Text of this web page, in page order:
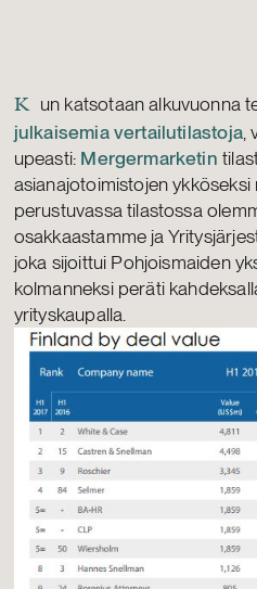
K un katsotaan alkuvuonna
julkaisemia vertailutilastoja,
upeasti: Mergermarketin
asianajotoimistojen
perustuvassa tilastossa
osakkaastamme ja
joka sijoittui Pohjoismaiden
kolmanneksi peräti
yrityskaupalla.